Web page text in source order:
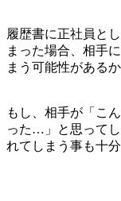
履歴書に正社員と
まった場合、相手
まう可能性があるか
もし、相手が「こ
った…」と思って
れてしまう事も十